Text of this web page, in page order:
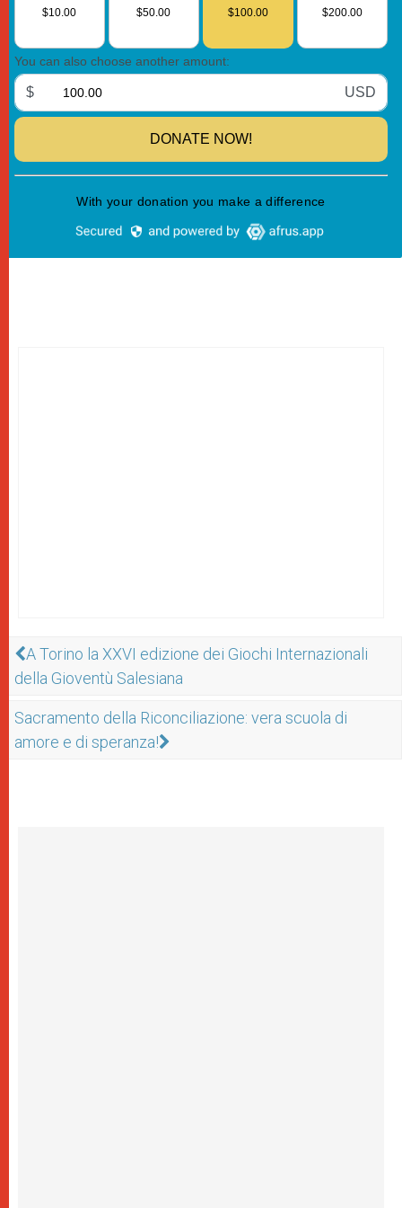
A Torino la XXVI edizione dei Giochi Internazionali
della Gioventù Salesiana
Sacramento della Riconciliazione: vera scuola di
amore e di speranza!